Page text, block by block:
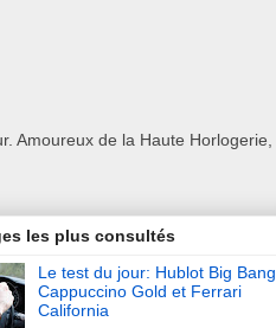
Amoureux de la Haute Horlogerie,
les plus consultés
Le test du jour: Hublot Big Bang
Cappuccino Gold et Ferrari
California